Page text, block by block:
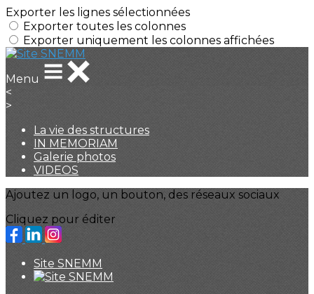
Exporter les lignes sélectionnées
Exporter toutes les colonnes
Exporter uniquement les colonnes affichées
Menu
<
>
La vie des structures
IN MEMORIAM
Galerie photos
VIDEOS
Ajoutez un logo, un bouton, des réseaux sociaux
Cliquez pour éditer
Site SNEMM